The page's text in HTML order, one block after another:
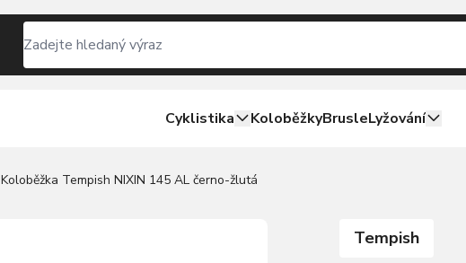
Cyklistika KoloběžkyBrusleLyžování
Koloběžka Tempish NIXIN 145 AL černo-žlutá
Tempish